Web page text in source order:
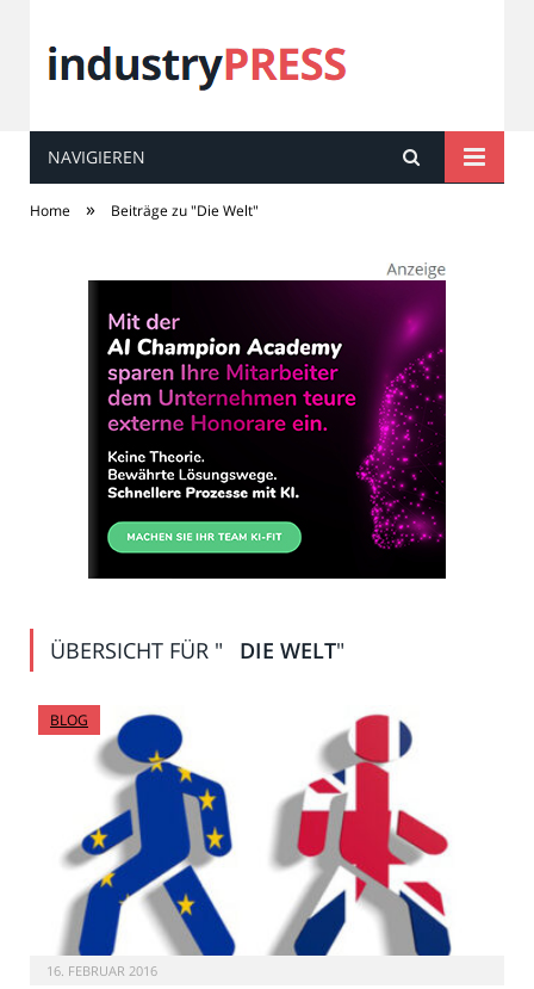
industryPRESS
NAVIGIEREN
Home » Beiträge zu "Die Welt"
ÜBERSICHT FÜR " DIE WELT"
BLOG
16. FEBRUAR 2016